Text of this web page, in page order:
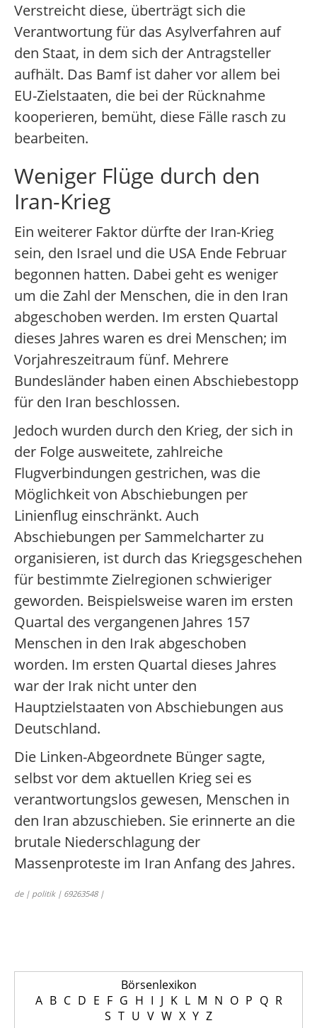
Verstreicht diese, überträgt sich die
Verantwortung für das Asylverfahren auf
den Staat, in dem sich der Antragsteller
aufhält. Das Bamf ist daher vor allem bei
EU-Zielstaaten, die bei der Rücknahme
kooperieren, bemüht, diese Fälle rasch zu
bearbeiten.
Weniger Flüge durch den
Iran-Krieg
Ein weiterer Faktor dürfte der Iran-Krieg
sein, den Israel und die USA Ende Februar
begonnen hatten. Dabei geht es weniger
um die Zahl der Menschen, die in den Iran
abgeschoben werden. Im ersten Quartal
dieses Jahres waren es drei Menschen; im
Vorjahreszeitraum fünf. Mehrere
Bundesländer haben einen Abschiebestopp
für den Iran beschlossen.
Jedoch wurden durch den Krieg, der sich in
der Folge ausweitete, zahlreiche
Flugverbindungen gestrichen, was die
Möglichkeit von Abschiebungen per
Linienflug einschränkt. Auch
Abschiebungen per Sammelcharter zu
organisieren, ist durch das Kriegsgeschehen
für bestimmte Zielregionen schwieriger
geworden. Beispielsweise waren im ersten
Quartal des vergangenen Jahres 157
Menschen in den Irak abgeschoben
worden. Im ersten Quartal dieses Jahres
war der Irak nicht unter den
Hauptzielstaaten von Abschiebungen aus
Deutschland.
Die Linken-Abgeordnete Bünger sagte,
selbst vor dem aktuellen Krieg sei es
verantwortungslos gewesen, Menschen in
den Iran abzuschieben. Sie erinnerte an die
brutale Niederschlagung der
Massenproteste im Iran Anfang des Jahres.
de | politik | 69263548 |
Börsenlexikon
A B C D E F G H I J K L M N O P Q R
S T U V W X Y Z